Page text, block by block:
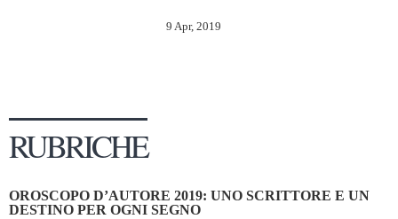
9 Apr, 2019
RUBRICHE
OROSCOPO D’AUTORE 2019: UNO SCRITTORE E UN
DESTINO PER OGNI SEGNO